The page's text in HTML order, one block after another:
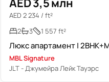
AED 2 234 / ft²
2
3 1 557 ft²
MBL Signature
JLT - Джумейра Лейк Тауэрс